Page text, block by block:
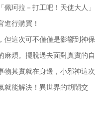
珂拉－打工吧！天使大人」
進行購買！
這次可不僅僅是影響到神保
麻煩。擺脫過去面對真實的自
物其實就在身邊，小邪神這次
就能解決！異世界的胡鬧交